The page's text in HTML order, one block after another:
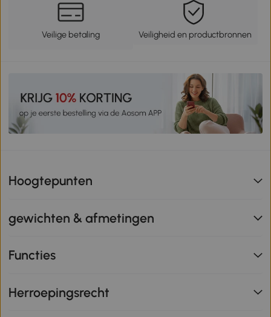
Veilige betaling Veiligheid en productbronnen
Hoogtepunten
gewichten & afmetingen
Functies
Herroepingsrecht